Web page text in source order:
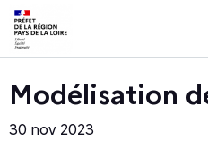
Modélisation
30 nov 2023